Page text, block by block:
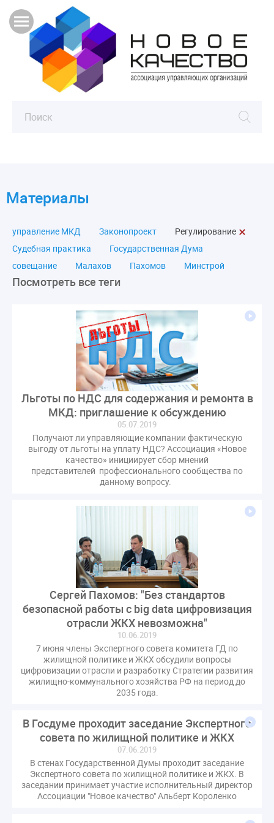
Материалы
управление МКД Законопроект
Регулирование
Судебная практика
Государственная Дума
совещание
Малахов Пахомов
Минстрой
ЛикбезЖКХ
ЖКХ
Строительная неделя
лицензирование
Верховный суд
управляющие компании
МКД
Экспертное мнение
капремонт
Комитет по строительству и ЖКХ
Малахов Конференция
Обсуждение
Пени за ЖКУ
Постановление Правительства РФ
ЖКУ
Новое качество
ОСС
Правила
задолженность граждан
ГОСТ
Мероприятия
Постановление
Правительство РФ
исполнительная надпись
ВДГО
ВКГО
Персональные данные
Приказ
ЭкспертЖКХ
договор управления МКД
управляющая компания
Интервью
УК
газовое оборудование
государственная дума
обращение
общее имущество
провайдеры
проверки ЖКХ
саморегулирование
управляющие организации
Альберт Короленко
ЖК РФ КоАП РФ
Почта России
Стандарты и качество
мероприятия
налоговая реформа
общее собрание собственников
ответственность
перерасчет платы
Всероссийское совещание
ГД
Госсовет
Жилищная инспекция
Зарубежный опыт
Исследования
Казань
МВД
Минфин НДС
Общественная палата
Проект
Рабочая группа
Посмотреть все теги
Льготы по НДС для содержания и ремонта в
МКД: приглашение к обсуждению
05.07.2019
Получают ли управляющие компании фактическую
выгоду от льготы на уплату НДС? Ассоциация «Новое
качество» инициирует сбор мнений
представителей профессионального сообщества по
данному вопросу.
Сергей Пахомов: "Без стандартов
безопасной работы с big data цифровизация
отрасли ЖКХ невозможна"
10.06.2019
7 июня члены Экспертного совета комитета ГД по
жилищной политике и ЖКХ обсудили вопросы
цифровизации отрасли и разработку Стратегии развития
жилищно-коммунального хозяйства РФ на период до
2035 года.
В Госдуме проходит заседание Экспертного
совета по жилищной политике и ЖКХ
07.06.2019
В стенах Государственной Думы проходит заседание
Экспертного совета по жилищной политике и ЖКХ. В
заседании принимает участие исполнительный директор
Ассоциации "Новое качество" Альберт Короленко